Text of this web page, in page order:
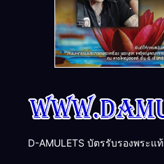
D-AMULETS บัตรรับรองพระแท้